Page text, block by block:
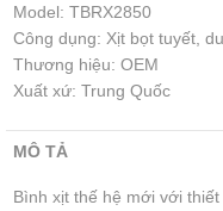
Model: TBRX2850
Công dụng: Xịt bọt tuyết,
Thương hiệu: OEM
Xuất xứ: Trung Quốc
MÔ TẢ
Bình xịt thế hệ mới với